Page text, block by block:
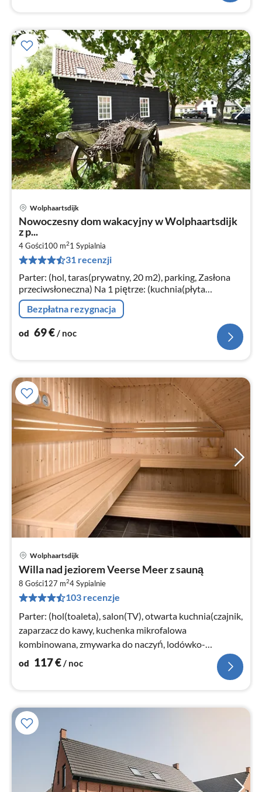
Wolphaartsdijk
Nowoczesny dom wakacyjny w Wolphaartsdijk
z p...
4 Gości100 m21 Sypialnia
31 recenzji
Parter: (hol, taras(prywatny, 20 m2), parking, Zasłona
przeciwsłoneczna) Na 1 piętrze: (kuchnia(płyta
grzewcza, czajnik, okap, zaparzacz do kawy, kuchenka
mikrofalowa, zmywarka do...
Bezpłatna rezygnacja
od 69€/ noc
Wolphaartsdijk
Willa nad jeziorem Veerse Meer z sauną
8 Gości127 m24Sypialnie
103 recenzje
Parter: (hol(toaleta), salon(TV), otwarta kuchnia(czajnik,
zaparzacz do kawy, kuchenka mikrofalowa
kombinowana, zmywarka do naczyń, lodówko-
zamrażarka)
od 117€/ noc